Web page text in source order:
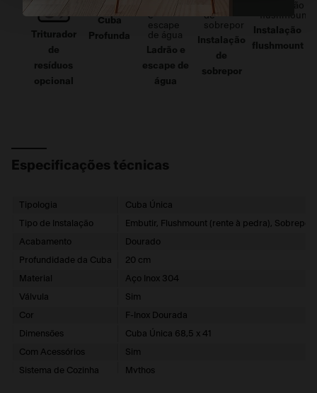
Triturador
de
resíduos
opcional
Cuba
Profunda
Ladrão e
escape de
água
Instalação
de
sobrepor
Instalação
flushmount
Especificações técnicas
Tipologia Cuba Única
Tipo de Instalação Embutir, Flushmount (rente à pedra), Sobrepor
Acabamento Dourado
Profundidade da Cuba 20 cm
Material Aço Inox 304
Válvula Sim
Cor F-Inox Dourada
Dimensões Cuba Única 68,5 x 41
Com Acessórios Sim
Sistema de Cozinha Mythos